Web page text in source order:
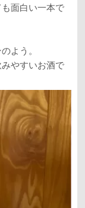
面白い一本で
よう。
やすいお酒で